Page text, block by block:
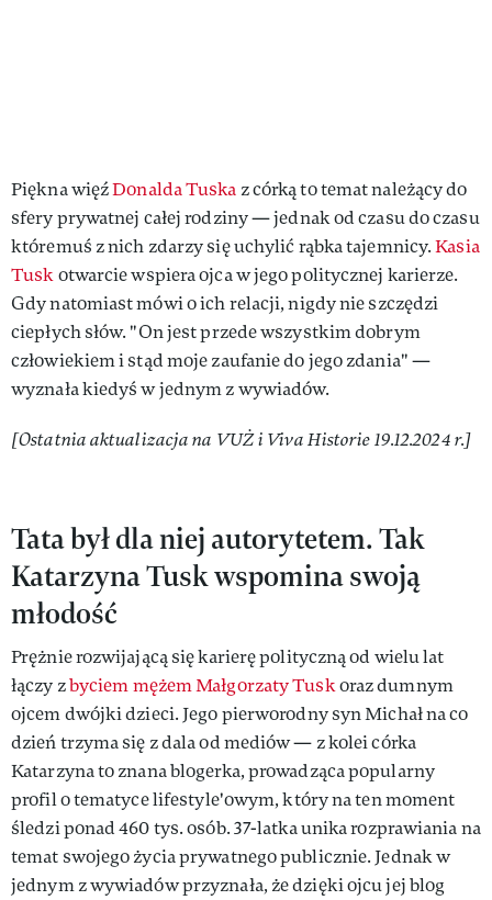
Piękna więźDonalda Tuska z córką to temat należący do
sfery prywatnej całej rodziny — jednak od czasu do czasu
któremuś z nich zdarzy się uchylić rąbka tajemnicy.Kasia
Tuskotwarcie wspiera ojca w jego politycznej karierze.
Gdy natomiast mówi o ich relacji, nigdy nie szczędzi
ciepłych słów. "On jest przede wszystkim dobrym
człowiekiem i stąd moje zaufanie do jego zdania" —
wyznała kiedyś w jednym z wywiadów.
[Ostatnia aktualizacja na VUŻ i Viva Historie 19.12.2024 r.]
Tata był dla niej autorytetem. Tak
Katarzyna Tusk wspomina swoją
młodość
Prężnie rozwijającą się karierę polityczną od wielu lat
łączy zbyciem mężem Małgorzaty Tuskoraz dumnym
ojcem dwójki dzieci. Jego pierworodny syn Michał na co
dzień trzyma się z dala od mediów — z kolei córka
Katarzyna to znana blogerka, prowadząca popularny
profil o tematyce lifestyle'owym, który na ten moment
śledzi ponad 460 tys. osób. 37-latka unika rozprawiania na
temat swojego życia prywatnego publicznie. Jednak w
jednym z wywiadów przyznała, że dzięki ojcu jej blog